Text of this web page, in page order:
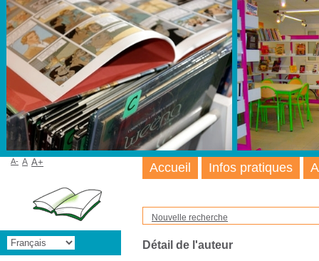
Nouvelle recherche
Détail de l'auteur
Accueil Infos pratiques
A- A A+